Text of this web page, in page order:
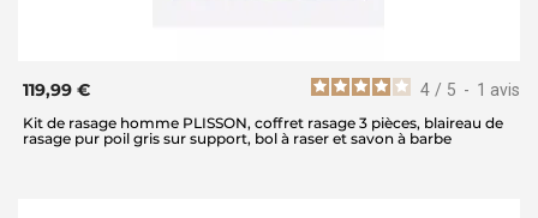
4 / 5 - 1 avis
119,99 €
Kit de rasage homme PLISSON, coffret rasage 3 pièces, blaireau de
rasage pur poil gris sur support, bol à raser et savon à barbe